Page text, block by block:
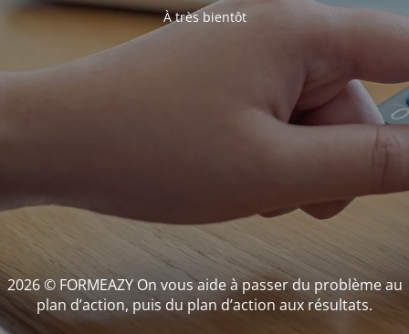
À très bientôt
2026 © FORMEAZY On vous aide à passer du problème au
plan d’action, puis du plan d’action aux résultats.